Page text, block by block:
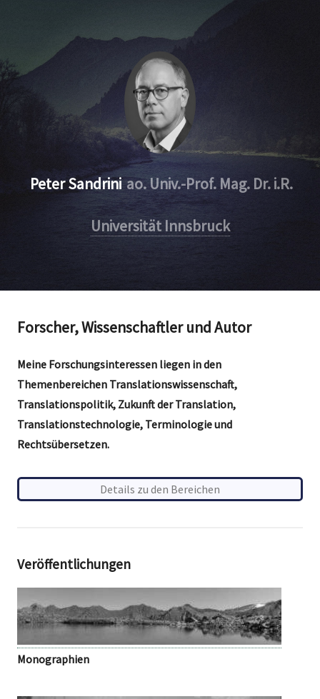
Peter Sandriniao. Univ.-Prof. Mag. Dr. i.R.
Universität Innsbruck
Forscher, Wissenschaftler und Autor
Meine Forschungsinteressen liegen in den
Themenbereichen Translationswissenschaft,
Translationspolitik, Zukunft der Translation,
Translationstechnologie, Terminologie und
Rechtsübersetzen.
Details zu den Bereichen
Veröffentlichungen
Monographien